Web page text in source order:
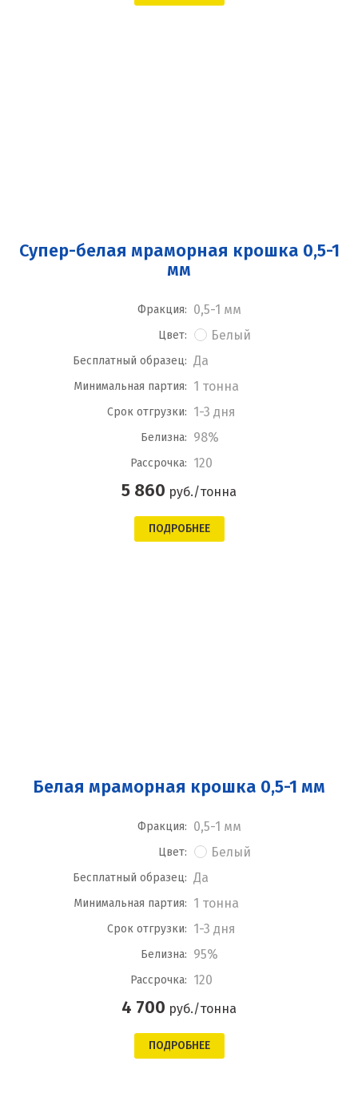
Супер-белая мраморная крошка 0,5-1
мм
Фракция: 0,5-1 мм
Цвет: Белый
Бесплатный образец: Да
Минимальная партия: 1 тонна
Срок отгрузки: 1-3 дня
Белизна: 98%
Рассрочка: 120
5 860 руб./тонна
ПОДРОБНЕЕ
Белая мраморная крошка 0,5-1 мм
Фракция: 0,5-1 мм
Цвет: Белый
Бесплатный образец: Да
Минимальная партия: 1 тонна
Срок отгрузки: 1-3 дня
Белизна: 95%
Рассрочка: 120
4 700 руб./тонна
ПОДРОБНЕЕ